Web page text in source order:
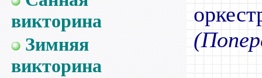
викторина
Зимняя
викторина